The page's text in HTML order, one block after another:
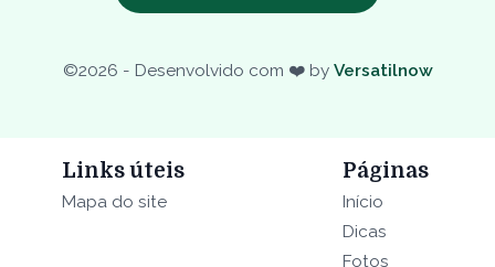
©2026 - Desenvolvido com ❤️ by Versatilnow
Links úteis
Mapa do site
Páginas
Início
Dicas
Fotos